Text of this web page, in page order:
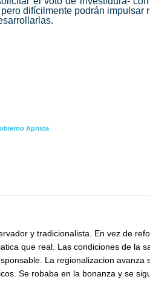
difícilmente podrán impulsar
Aprista
y tradicionalista. En vez de
que real. Las condiciones de la
La regionalizacion avanza
Se robaba en la bonanza y se